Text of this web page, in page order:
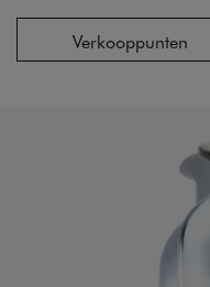
Verkooppunten